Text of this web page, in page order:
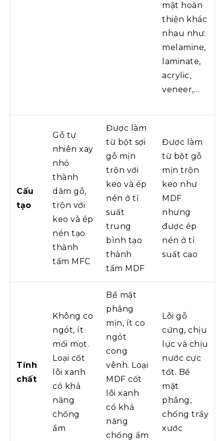
mặt hoàn
thiện khác
nhau như:
melamine,
laminate,
acrylic,
veneer,…
Cấu
tạo
Gỗ tự
nhiên xay
nhỏ
thành
dăm gỗ,
trộn với
keo và ép
nén tạo
thành
tấm MFC
Được làm
từ bột sợi
gỗ mịn
trộn với
keo và ép
nén ở tỉ
suất
trung
bình tạo
thành
tấm MDF
Được làm
từ bột gỗ
mịn trộn
keo như
MDF
nhưng
được ép
nén ở tỉ
suất cao
Tính
chất
Không co
ngót, ít
mối mọt.
Loại cốt
lõi xanh
có khả
năng
chống
ẩm
Bề mặt
phẳng
mịn, ít co
ngót
cong
vênh. Loại
MDF cốt
lõi xanh
có khả
năng
chống ẩm
Lõi gỗ
cứng, chịu
lực và chịu
nước cực
tốt. Bề
mặt
phẳng,
chống trầy
xước